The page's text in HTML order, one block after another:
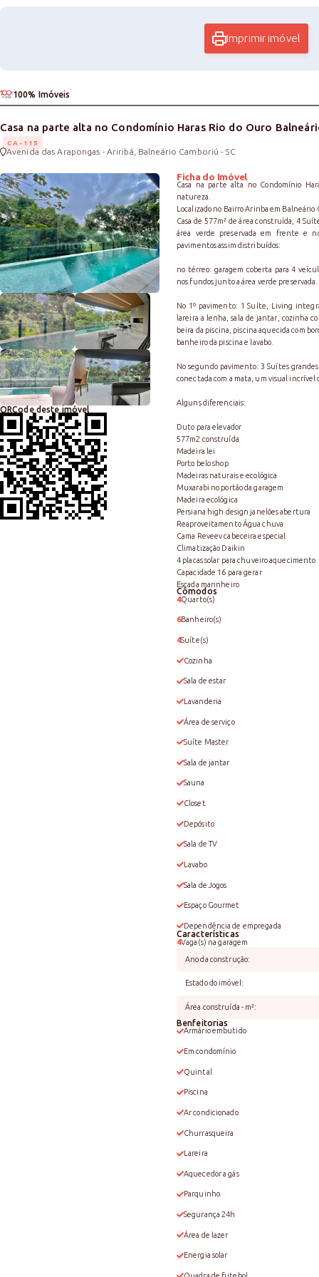
Imprimir imóvel
100% Imóveis
Casa na parte alta no Condomínio Haras Rio do Ouro
CA-115
Avenida das Arapongas - Ariribá, Balneário Camboriú - SC
QRCode deste imóvel
Ficha do Imóvel
Casa na parte alta no Condomínio
natureza.
Localizado no Bairro Aririba em Balneário
Casa de 577m² de área construída, 4
área verde preservada em frente e
pavimentos assim distribuídos:
no térreo: garagem coberta para 4
nos fundos junto a área verde preservada.
No 1º pavimento: 1 Suíte, Living
lareira a lenha, sala de jantar, cozinha
beira da piscina, piscina aquecida com
banheiro da piscina e lavabo.
No segundo pavimento: 3 Suítes
conectada com a mata, um visual
Alguns diferenciais:
Duto para elevador
577m2 construída
Madeira lei
Porto belo shop
Madeiras naturais e ecológica
Muxarabi no portão da garagem
Madeira ecológica
Persiana high design janelões abertura
Reaproveitamento Água chuva
Cama Reveev cabeceira especial
Climatização Daikin
4 placas solar para chuveiro aquecimento
Capacidade 16 para gerar
Escada marinheiro
Cômodos
4Quarto(s)
6Banheiro(s)
4Suíte(s)
Cozinha
Sala de estar
Lavanderia
Área de serviço
Suíte Master
Sala de jantar
Sauna
Closet
Depósito
Sala de TV
Lavabo
Sala de Jogos
Espaço Gourmet
Dependência de empregada
Características
4Vaga(s) na garagem
Ano da construção:
Estado do imóvel:
Área construída - m²:
Benfeitorias
Armário embutido
Em condomínio
Quintal
Piscina
Ar condicionado
Churrasqueira
Lareira
Aquecedor a gás
Parquinho
Segurança 24h
Área de lazer
Energia solar